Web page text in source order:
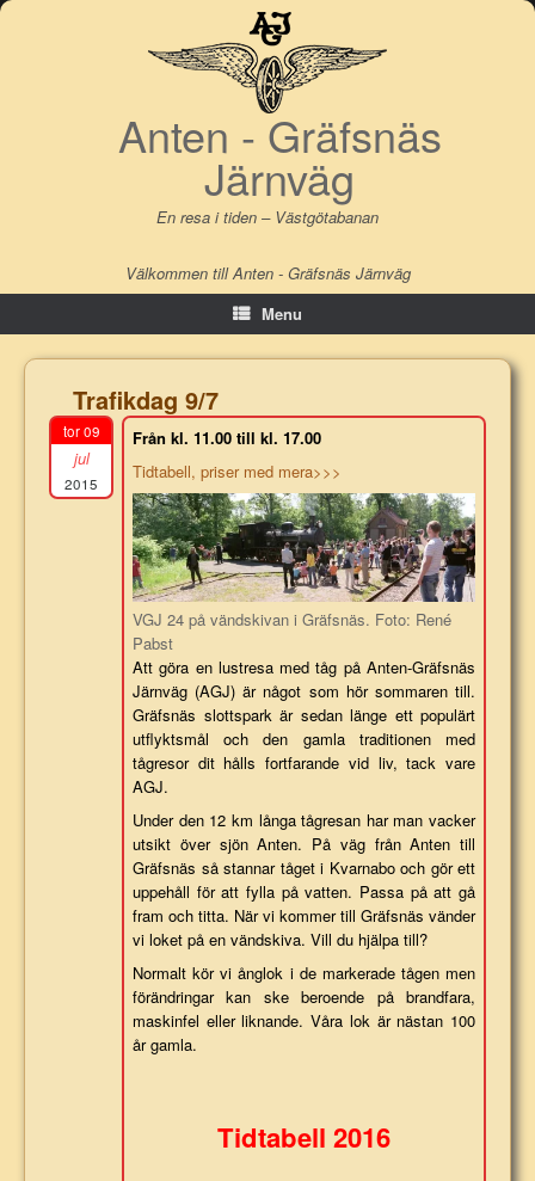
Skip
Anten - Gräfsnäs
Järnväg
En resa i tiden – Västgötabanan
Välkommen till Anten - Gräfsnäs Järnväg
Menu
Trafikdag 9/7
tor 09
jul
2015
Från kl. 11.00 till kl. 17.00
Tidtabell, priser med mera>>>
VGJ 24 på vändskivan i Gräfsnäs. Foto: René
Pabst
Att göra en lustresa med tåg på Anten-Gräfsnäs
Järnväg (AGJ) är något som hör sommaren till.
Gräfsnäs slottspark är sedan länge ett populärt
utflyktsmål och den gamla traditionen med
tågresor dit hålls fortfarande vid liv, tack vare
AGJ.
Under den 12 km långa tågresan har man vacker
utsikt över sjön Anten. På väg från Anten till
Gräfsnäs så stannar tåget i Kvarnabo och gör ett
uppehåll för att fylla på vatten. Passa på att gå
fram och titta. När vi kommer till Gräfsnäs vänder
vi loket på en vändskiva. Vill du hjälpa till?
Normalt kör vi ånglok i de markerade tågen men
förändringar kan ske beroende på brandfara,
maskinfel eller liknande. Våra lok är nästan 100
år gamla.
Tidtabell 2016